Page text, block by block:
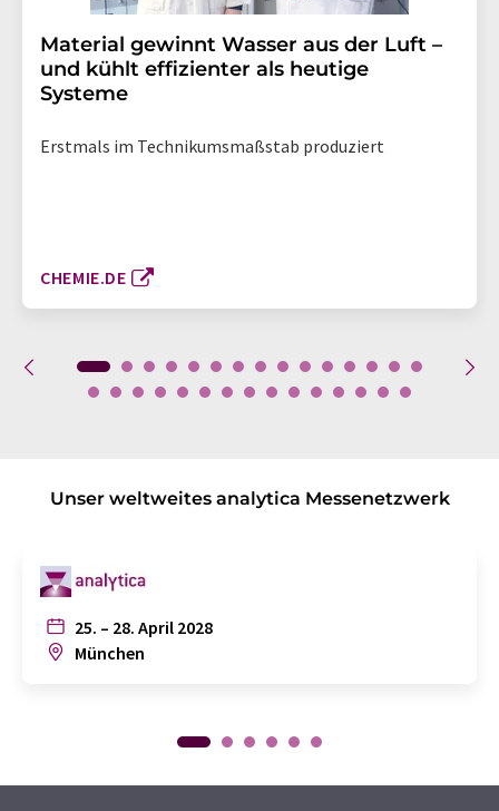
Material gewinnt Wasser aus der Luft –
und kühlt effizienter als heutige
Systeme
Erstmals im Technikumsmaßstab produziert
CHEMIE.DE
Unser weltweites analytica Messenetzwerk
25. – 28. April 2028
München